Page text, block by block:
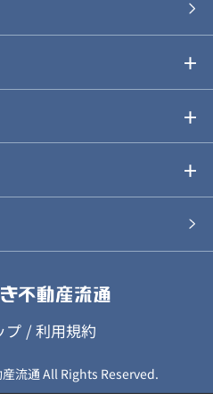
リット
本方針
について
プ /利用規約
流通 All Rights Reserved.